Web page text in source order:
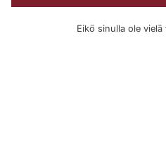
Eikö sinulla ole vielä